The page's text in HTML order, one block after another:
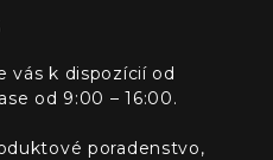
vás k dispozícií od
od 9:00 – 16:00.
poradenstvo,